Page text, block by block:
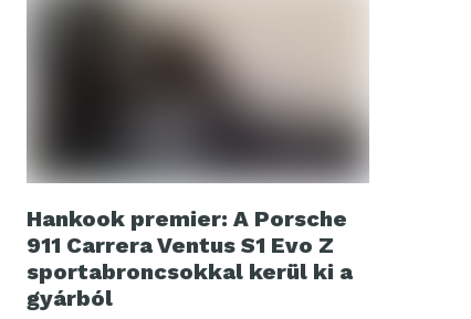
Hankook premier: A Porsche
911 Carrera Ventus S1 Evo Z
sportabroncsokkal kerül ki a
gyárból